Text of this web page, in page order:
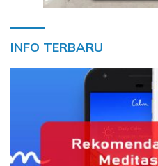
INFO TERBARU